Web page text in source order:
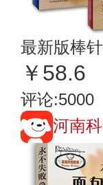
最新版棒
￥58.6
评论:5000
河南